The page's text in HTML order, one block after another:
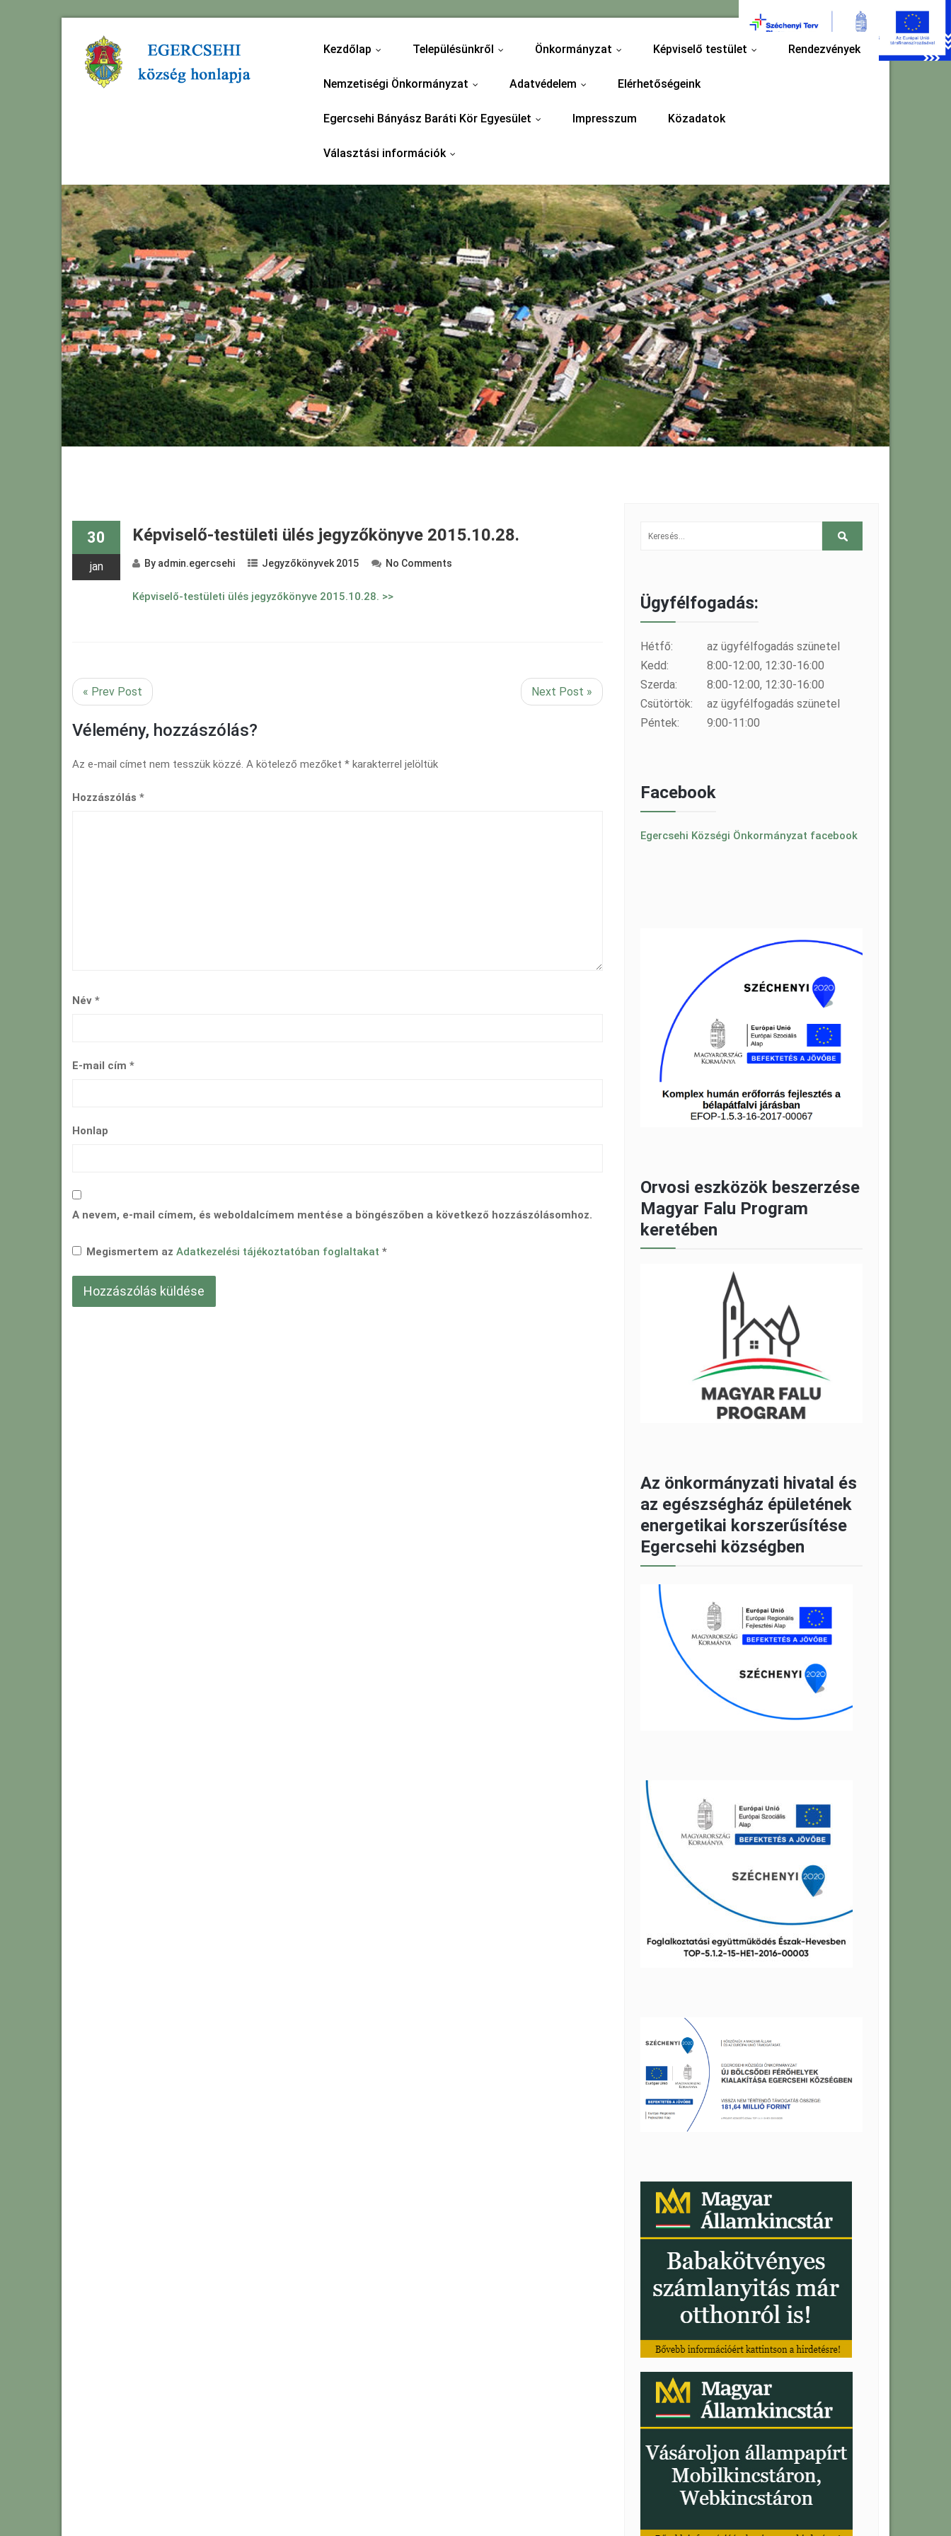
Kezdőlap Településünkről Önkormányzat Képviselő testület Rendezvények
Nemzetiségi Önkormányzat Adatvédelem Elérhetőségeink
Egercsehi Bányász Baráti Kör Egyesület Impresszum Közadatok
Választási információk
30
jan
Képviselő-testületi ülés jegyzőkönyve 2015.10.28.
By admin.egercsehi Jegyzőkönyvek 2015 No Comments
Képviselő-testületi ülés jegyzőkönyve 2015.10.28. >>
« Prev Post Next Post »
Vélemény, hozzászólás?
Az e-mail címet nem tesszük közzé. A kötelező mezőket * karakterrel jelöltük
Hozzászólás *
Név *
E-mail cím *
Honlap
A nevem, e-mail címem, és weboldalcímem mentése a böngészőben a következő hozzászólásomhoz.
Megismertem az Adatkezelési tájékoztatóban foglaltakat *
Ügyfélfogadás:
Hétfő:
az ügyfélfogadás szünetel
Kedd:
8:00-12:00, 12:30-16:00
Szerda:
8:00-12:00, 12:30-16:00
Csütörtök:
az ügyfélfogadás szünetel
Péntek:
9:00-11:00
Facebook
Egercsehi Községi Önkormányzat facebook
Orvosi eszközök beszerzése
Magyar Falu Program
keretében
Az önkormányzati hivatal és
az egészségház épületének
energetikai korszerűsítése
Egercsehi községben